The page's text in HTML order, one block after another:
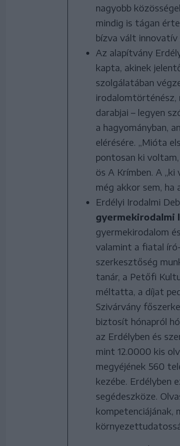
nagyobb
mindig is tágan
bízva vált innovatív
Az alapítvány
kapta, akinek
szolgálatában
irodalomtörténész,
darabjai – legyen
a hagyományban,
elérésére. „Mióta
pontosan ki
ös A Krímben. A
még akkor sem, ha
Erdélyi Irodalmi
gyermekirodalmi
gyermekirodalom
valamint a fiatal
szerkesztőség
tanár, a Petőfi
méltatta, a díjat
Szivárvány
biztosít hónapról
az Erdélyben és
mint 12.0000 kis
megyéjének 560
kezébe. Erdélyben
segédeszköze.
kompetenciájának,